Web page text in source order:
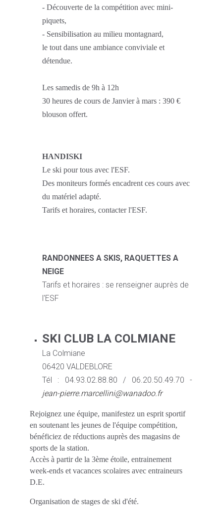
- Découverte de la compétition avec mini-
piquets,
- Sensibilisation au milieu montagnard,
le tout dans une ambiance conviviale et
détendue.
Les samedis de 9h à 12h
30 heures de cours de Janvier à mars : 390 €
blouson offert.
HANDISKI
Le ski pour tous avec l'ESF.
Des moniteurs formés encadrent ces cours avec
du matériel adapté.
Tarifs et horaires, contacter l'ESF.
RANDONNEES A SKIS, RAQUETTES A
NEIGE
Tarifs et horaires : se renseigner auprès de
l'ESF
SKI CLUB LA COLMIANE
La Colmiane
06420 VALDEBLORE
Tél : 04.93.02.88.80 / 06.20.50.49.70 -
jean-pierre.marcellini@wanadoo.fr
Rejoignez une équipe, manifestez un esprit sportif
en soutenant les jeunes de l'équipe compétition,
bénéficiez de réductions auprès des magasins de
sports de la station.
Accès à partir de la 3ème étoile, entrainement
week-ends et vacances scolaires avec entraineurs
D.E.
Organisation de stages de ski d'été.